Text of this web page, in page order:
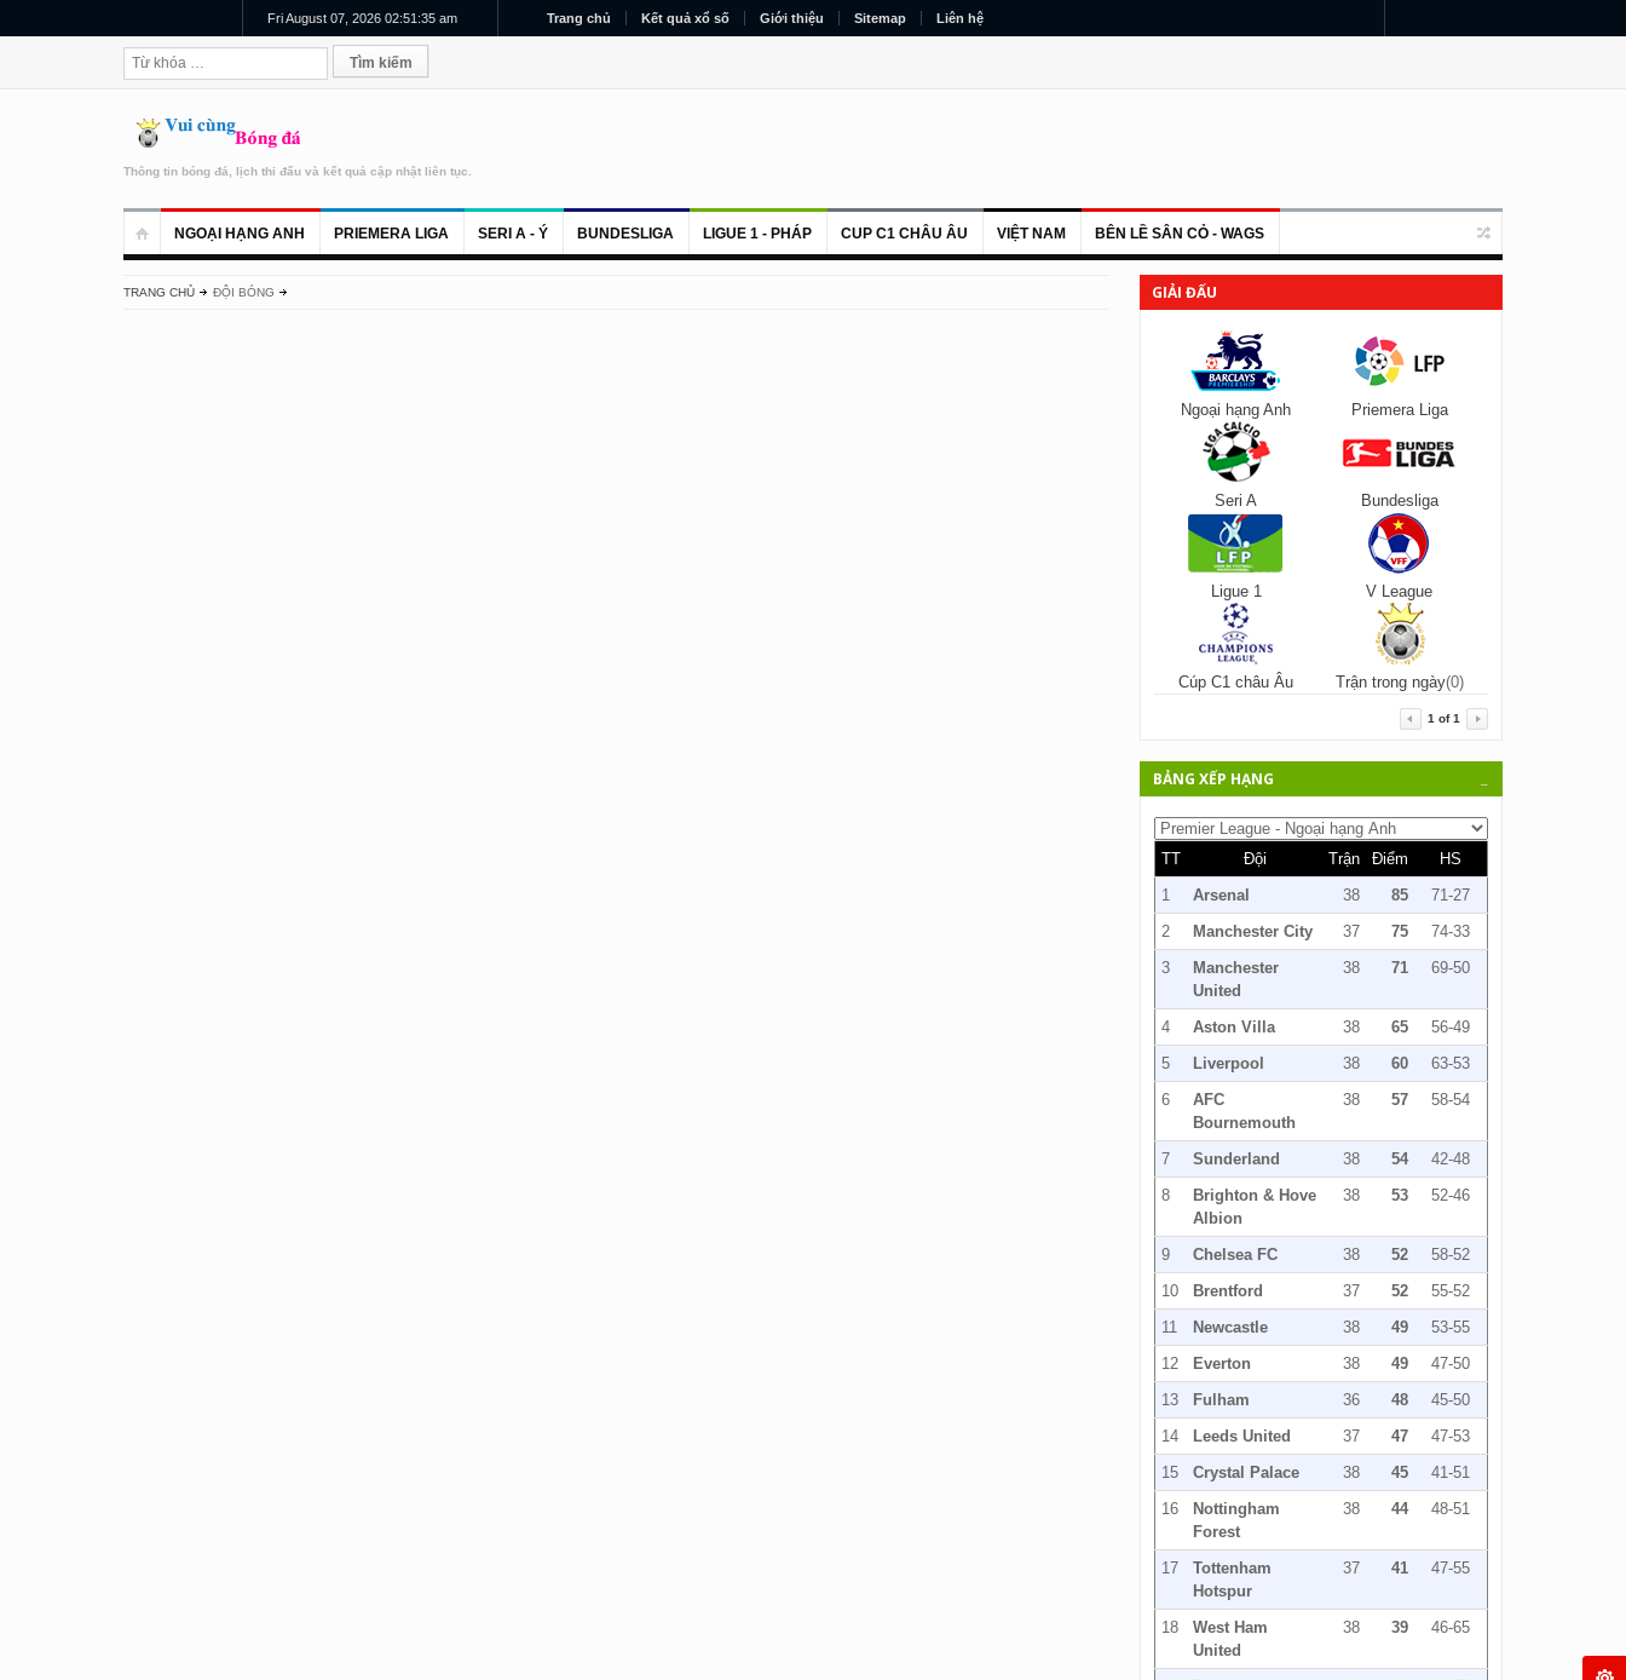
Fri August 07, 2026 02:51:35 am Trang chủ Kết quả xổ số Giới thiệu Sitemap Liên hệ
Thông tin bóng đá, lịch thi đấu và kết quả cập nhật liên tục.
NGOẠI HẠNG ANH PRIEMERA LIGA SERI A - Ý BUNDESLIGA LIGUE 1 - PHÁP CUP C1 CHÂU ÂU VIỆT NAM BÊN LỀ SÂN CỎ - WAGS
TRANG CHỦ ĐỘI BÓNG GIẢI ĐẤU
Ngoại hạng Anh Priemera Liga
Seri A Bundesliga
Ligue 1 V League
Cúp C1 châu Âu Trận trong ngày(0)
1 of1
BẢNG XẾP HẠNG
TT Đội Trận Điểm
HS
1
Arsenal 38 85
71-27
2
Manchester City 37 75
74-33
3
Manchester
United
38 71 69-50
4 Aston Villa 38 65
56-49
5
Liverpool 38 60
63-53
6
AFC
Bournemouth
38 57 58-54
7 Sunderland 38 54
42-48
8
Brighton & Hove
Albion
38 53 52-46
9 Chelsea FC 38 52
58-52
10
Brentford 37 52
55-52
11
Newcastle 38 49
53-55
12
Everton 38 49
47-50
13
Fulham 36 48
45-50
14
Leeds United 37 47
47-53
15
Crystal Palace 38 45
41-51
16
Nottingham
Forest
38 44 48-51
17
Tottenham
Hotspur
37 41 47-55
18
West Ham
United
38 39 46-65